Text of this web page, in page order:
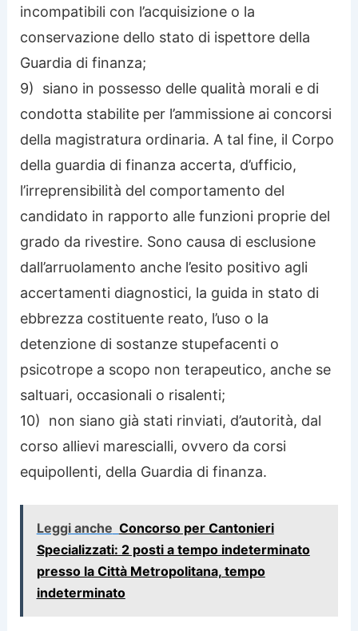
incompatibili con l’acquisizione o la
conservazione dello stato di ispettore della
Guardia di finanza;
9) siano in possesso delle qualità morali e di
condotta stabilite per l’ammissione ai concorsi
della magistratura ordinaria. A tal fine, il Corpo
della guardia di finanza accerta, d’ufficio,
l’irreprensibilità del comportamento del
candidato in rapporto alle funzioni proprie del
grado da rivestire. Sono causa di esclusione
dall’arruolamento anche l’esito positivo agli
accertamenti diagnostici, la guida in stato di
ebbrezza costituente reato, l’uso o la
detenzione di sostanze stupefacenti o
psicotrope a scopo non terapeutico, anche se
saltuari, occasionali o risalenti;
10) non siano già stati rinviati, d’autorità, dal
corso allievi marescialli, ovvero da corsi
equipollenti, della Guardia di finanza.
Leggi anche Concorso per Cantonieri
Specializzati: 2 posti a tempo indeterminato
presso la Città Metropolitana, tempo
indeterminato